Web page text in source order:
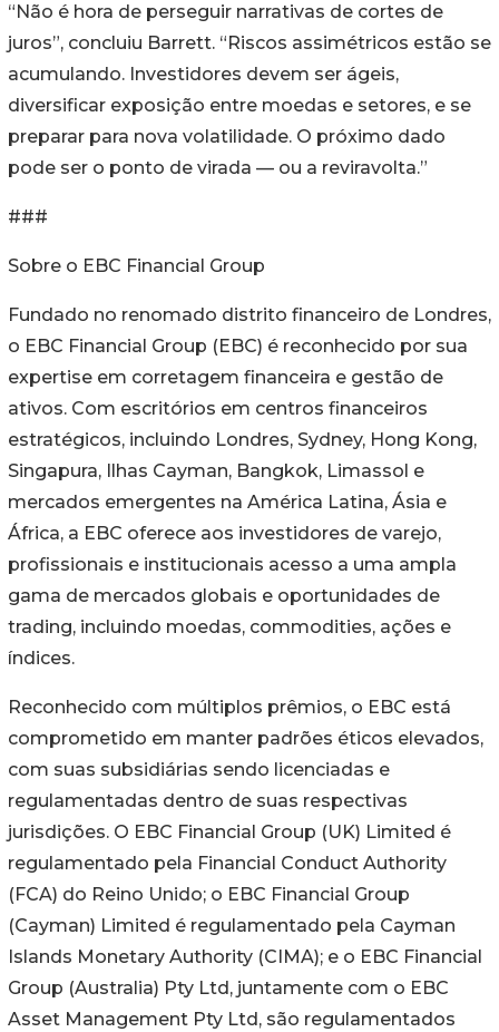
“Não é hora de perseguir narrativas de cortes de
juros”, concluiu Barrett. “Riscos assimétricos estão se
acumulando. Investidores devem ser ágeis,
diversificar exposição entre moedas e setores, e se
preparar para nova volatilidade. O próximo dado
pode ser o ponto de virada — ou a reviravolta.”
###
Sobre o EBC Financial Group
Fundado no renomado distrito financeiro de Londres,
o EBC Financial Group (EBC) é reconhecido por sua
expertise em corretagem financeira e gestão de
ativos. Com escritórios em centros financeiros
estratégicos, incluindo Londres, Sydney, Hong Kong,
Singapura, Ilhas Cayman, Bangkok, Limassol e
mercados emergentes na América Latina, Ásia e
África, a EBC oferece aos investidores de varejo,
profissionais e institucionais acesso a uma ampla
gama de mercados globais e oportunidades de
trading, incluindo moedas, commodities, ações e
índices.
Reconhecido com múltiplos prêmios, o EBC está
comprometido em manter padrões éticos elevados,
com suas subsidiárias sendo licenciadas e
regulamentadas dentro de suas respectivas
jurisdições. O EBC Financial Group (UK) Limited é
regulamentado pela Financial Conduct Authority
(FCA) do Reino Unido; o EBC Financial Group
(Cayman) Limited é regulamentado pela Cayman
Islands Monetary Authority (CIMA); e o EBC Financial
Group (Australia) Pty Ltd, juntamente com o EBC
Asset Management Pty Ltd, são regulamentados